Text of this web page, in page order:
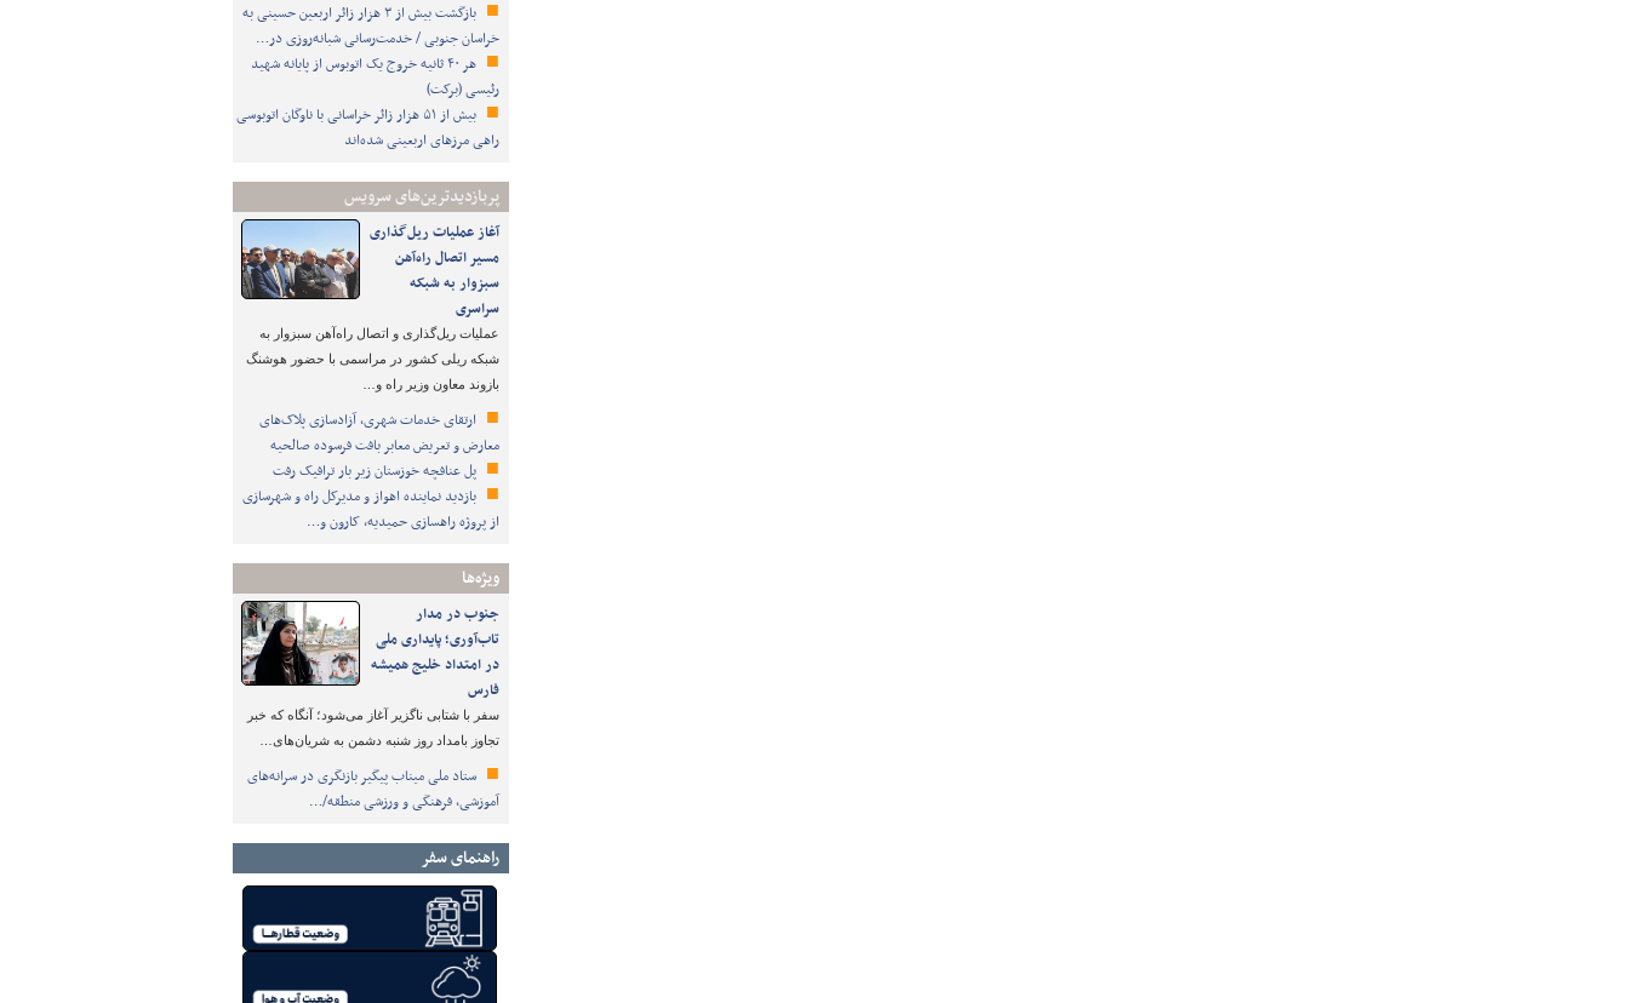
بازگشت بیش از ۳ هزار زائر اربعین حسینی به
خراسان جنوبی / خدمت‌رسانی شبانه‌روزی در…
هر ۴۰ ثانیه خروج یک اتوبوس از پایانه شهید
رئیسی (برکت)
بیش از ۵۱ هزار زائر خراسانی با ناوگان اتوبوسی
راهی مرزهای اربعینی شده‌اند
پربازدیدترین‌های سرویس
آغاز عملیات ریل‌گذاری
مسیر اتصال راه‌آهن
سبزوار به شبکه
سراسری
عملیات ریل‌گذاری و اتصال راه‌آهن سبزوار به
شبکه ریلی کشور در مراسمی با حضور هوشنگ
بازوند معاون وزیر راه و…
ارتقای خدمات شهری، آزادسازی پلاک‌های
معارض و تعریض معابر بافت فرسوده صالحیه
پل عنافچه خوزستان زیر بار ترافیک رفت
بازدید نماینده اهواز و مدیرکل راه و شهرسازی
از پروژه راهسازی حمیدیه، کارون و…
ویژه‌ها
جنوب در مدار
تاب‌آوری؛ پایداری ملی
در امتداد خلیج همیشه
فارس
سفر با شتابی ناگزیر آغاز می‌شود؛ آنگاه که خبر
تجاوز بامداد روز شنبه دشمن به شریان‌های…
ستاد ملی میناب پیگیر بازنگری در سرانه‌های
آموزشی، فرهنگی و ورزشی منطقه/…
راهنمای سفر